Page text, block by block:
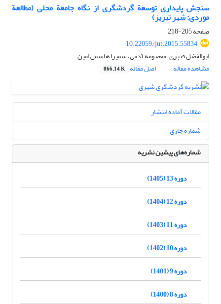
سنجش پایداری توسعة گردشگری از نگاه جامعة محلی (مطالعة
موردی: شهر تبریز)
صفحه205-218
10.22059/jut.2015.55834
ابوالفضل قنبری، معصومه آدمی، سمیرا هاشمی امین
مشاهده مقاله
اصل مقاله 866.14 K
مقالات آماده انتشار
شماره جاری
شماره‌های پیشین نشریه
دوره 13 (1405)
دوره 12 (1404)
دوره 11 (1403)
دوره 10 (1402)
دوره 9 (1401)
دوره 8 (1400)